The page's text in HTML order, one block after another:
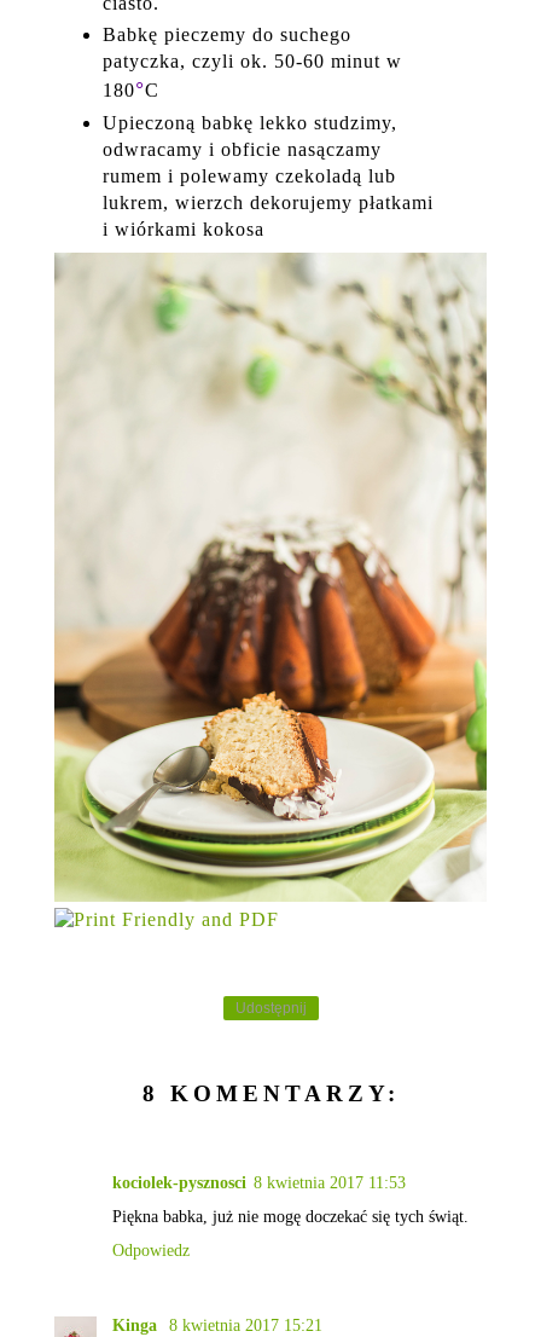
Babkę pieczemy do suchego
patyczka, czyli ok. 50-60 minut w
180°C
Upieczoną babkę lekko studzimy,
odwracamy i obficie nasączamy
rumem i polewamy czekoladą lub
lukrem, wierzch dekorujemy płatkami
i wiórkami kokosa
Udostępnij
8 KOMENTARZY:
kociolek-pysznosci 8 kwietnia 2017 11:53
Piękna babka, już nie mogę doczekać się tych świąt.
Odpowiedz
Kinga
8 kwietnia 2017 15:21